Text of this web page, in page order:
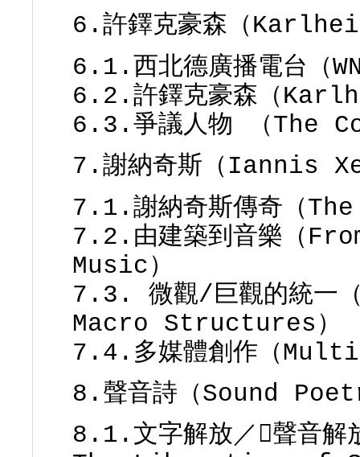
6.許鐸克豪森（
6.1.西北德廣播電台（
6.2.許鐸克豪森（
6.3.爭議人物 （The
7.謝納奇斯（Iannis
7.1.謝納奇斯傳奇（
7.2.由建築到音樂（
Music）
7.3. 微觀/巨觀的統
Macro Structures）
7.4.多媒體創作（
8.聲音詩（Sound
8.1.文字解放／聲音